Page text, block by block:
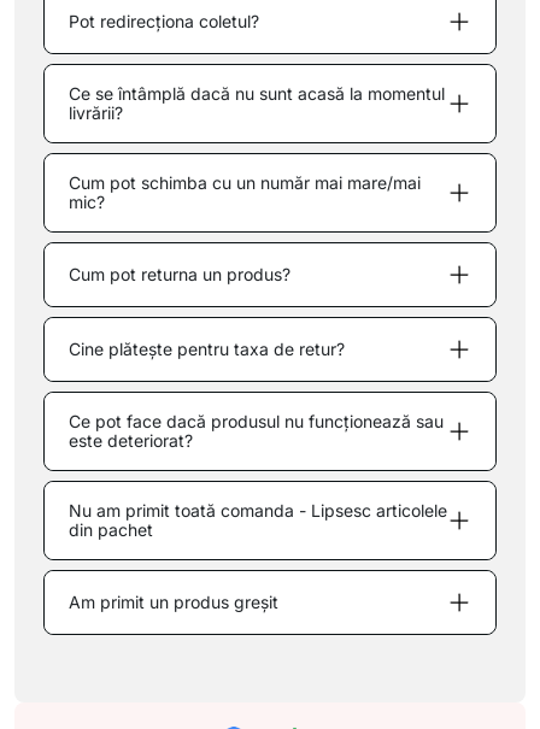
Pot redirecționa coletul?
Ce se întâmplă dacă nu sunt acasă la momentul
livrării?
Cum pot schimba cu un număr mai mare/mai
mic?
Cum pot returna un produs?
Cine plătește pentru taxa de retur?
Ce pot face dacă produsul nu funcționează sau
este deteriorat?
Nu am primit toată comanda - Lipsesc articolele
din pachet
Am primit un produs greșit